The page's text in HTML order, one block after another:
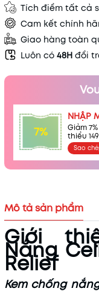
Tích điểm tất cả
Cam kết chính
Giao hàng toàn
Luôn có 48H đổi
7%
NHẬP
Giảm
thiểu
Sao
Mô tả sản phẩm
Giới
Nắng
Relief
Kem chống